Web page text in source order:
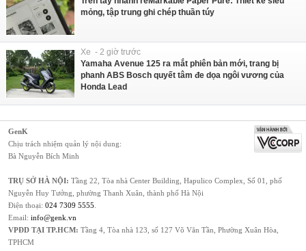
mỏng, tập trung ghi chép thuần túy
Xe - 2 giờ trước
Yamaha Avenue 125 ra mắt phiên bản mới, trang bị
phanh ABS Bosch quyết tâm đe dọa ngôi vương của
Honda Lead
GenK
Chịu trách nhiệm quản lý nội dung:
Bà Nguyễn Bích Minh
TRỤ SỞ HÀ NỘI: Tầng 22, Tòa nhà Center Building, Hapulico Complex, Số 01, phố
Nguyễn Huy Tưởng, phường Thanh Xuân, thành phố Hà Nội
Điện thoại: 024 7309 5555
Email: info@genk.vn
VPĐD TẠI TP.HCM: Tầng 4, Tòa nhà 123, số 127 Võ Văn Tần, Phường Xuân Hòa,
TPHCM